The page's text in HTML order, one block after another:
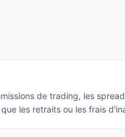
de trading, les
les retraits ou les frais